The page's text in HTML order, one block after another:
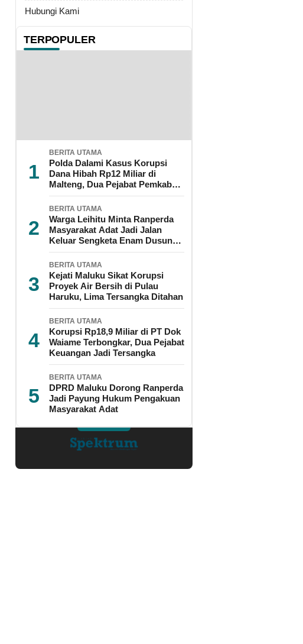
Hubungi Kami
TERPOPULER
1
BERITA UTAMA
Polda Dalami Kasus Korupsi
Dana Hibah Rp12 Miliar di
Malteng, Dua Pejabat Pemkab
Diperiksa
2
BERITA UTAMA
Warga Leihitu Minta Ranperda
Masyarakat Adat Jadi Jalan
Keluar Sengketa Enam Dusun
Tanjung Sial
3
BERITA UTAMA
Kejati Maluku Sikat Korupsi
Proyek Air Bersih di Pulau
Haruku, Lima Tersangka Ditahan
4
BERITA UTAMA
Korupsi Rp18,9 Miliar di PT Dok
Waiame Terbongkar, Dua Pejabat
Keuangan Jadi Tersangka
5
BERITA UTAMA
DPRD Maluku Dorong Ranperda
Jadi Payung Hukum Pengakuan
Masyarakat Adat